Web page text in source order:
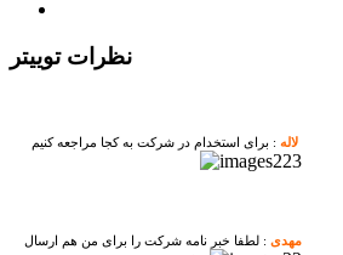
نظرات توییتر
لاله : برای استخدام در شرکت به کجا مراجعه کنیم
مهدی : لطفا خبر نامه شرکت را برای من هم ارسال